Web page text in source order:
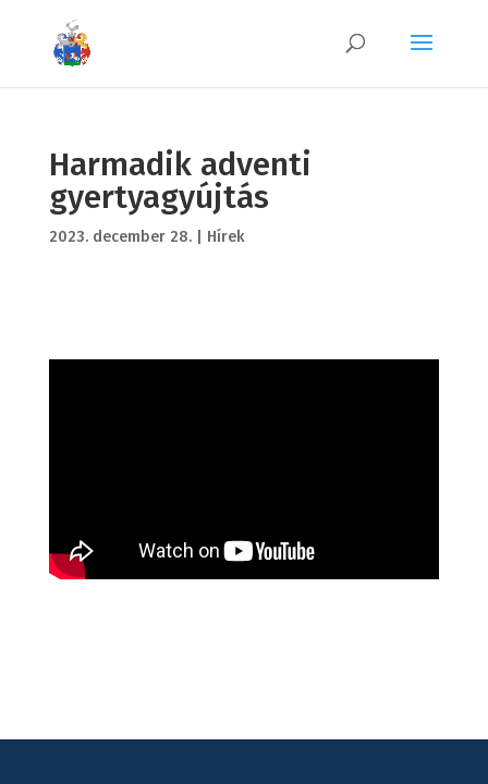
Harmadik adventi
gyertyagyújtás
2023. december 28.| Hírek